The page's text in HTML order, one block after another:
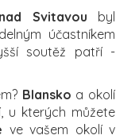
Svitavou byl
účastníkem
soutěž patří -
Blansko a okolí
u kterých můžete
ve vašem okolí v